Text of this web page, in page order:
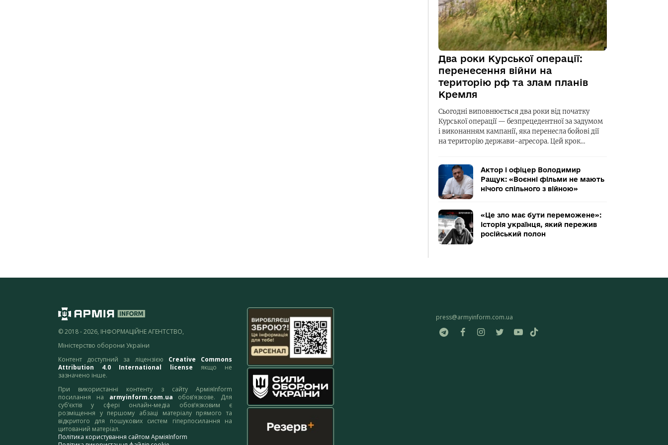
Два роки Курської операції:
перенесення війни на
територію рф та злам планів
Кремля
Сьогодні виповнюється два роки від початку
Курської операції — безпрецедентної за задумом
і виконанням кампанії, яка перенесла бойові дії
на територію держави-агресора. Цей крок…
Актор і офіцер Володимир
Ращук: «Воєнні фільми не мають
нічого спільного з війною»
«Це зло має бути переможене»:
історія українця, який пережив
російський полон
© 2018 - 2026, ІНФОРМАЦІЙНЕ АГЕНТСТВО,
Міністерство оборони України
Контент доступний за ліцензією Creative Commons
Attribution 4.0 International license якщо не
зазначено інше.
При використанні контенту з сайту АрміяInform
посилання на armyinform.com.ua обов’язкове. Для
суб’єктів у сфері онлайн-медіа обов’язковим є
розміщення у першому абзаці матеріалу прямого та
відкритого для пошукових систем гіперпосилання на
цитований матеріал.
Політика користування сайтом АрміяInform
press@armyinform.com.ua